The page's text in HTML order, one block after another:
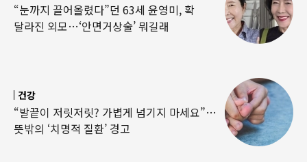
“눈까지 끌어올렸다”던 63세 윤영미, 확
달라진 외모…‘안면거상술’ 뭐길래
건강
“발끝이 저릿저릿? 가볍게 넘기지 마세요”…
뜻밖의 ‘치명적 질환’ 경고